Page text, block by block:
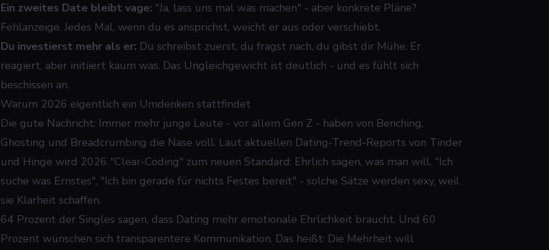
Ein zweites Date bleibt vage: "Ja, lass uns mal was machen" - aber konkrete Pläne?
Fehlanzeige. Jedes Mal, wenn du es ansprichst, weicht er aus oder verschiebt.
Du investierst mehr als er: Du schreibst zuerst, du fragst nach, du gibst dir Mühe. Er
reagiert, aber initiiert kaum was. Das Ungleichgewicht ist deutlich - und es fühlt sich
beschissen an.
Warum 2026 eigentlich ein Umdenken stattfindet
Die gute Nachricht: Immer mehr junge Leute - vor allem Gen Z - haben von Benching,
Ghosting und Breadcrumbing die Nase voll. Laut aktuellen Dating-Trend-Reports von Tinder
und Hinge wird 2026 "Clear-Coding" zum neuen Standard: Ehrlich sagen, was man will. "Ich
suche was Ernstes", "Ich bin gerade für nichts Festes bereit" - solche Sätze werden sexy, weil
sie Klarheit schaffen.
64 Prozent der Singles sagen, dass Dating mehr emotionale Ehrlichkeit braucht. Und 60
Prozent wünschen sich transparentere Kommunikation. Das heißt: Die Mehrheit will